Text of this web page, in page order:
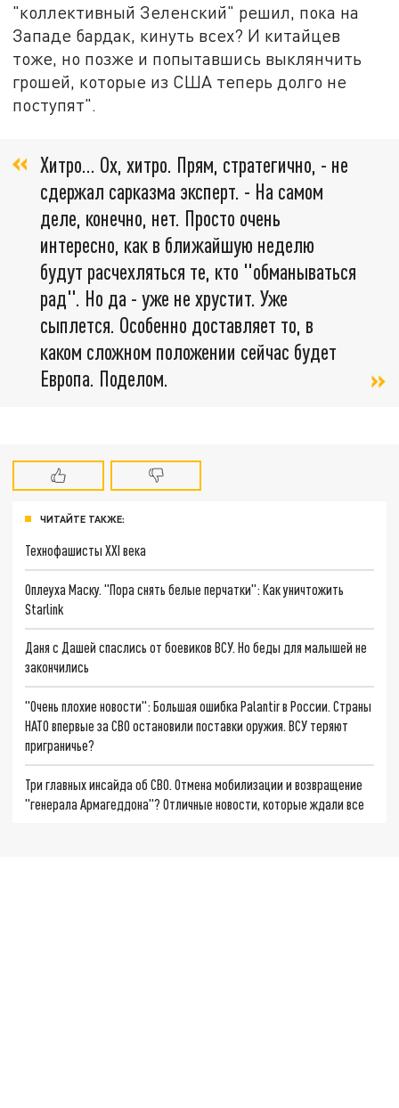
"коллективный Зеленский" решил, пока на
Западе бардак, кинуть всех? И китайцев
тоже, но позже и попытавшись выклянчить
грошей, которые из США теперь долго не
поступят".
Хитро... Ох, хитро. Прям, стратегично, - не
сдержал сарказма эксперт. - На самом
деле, конечно, нет. Просто очень
интересно, как в ближайшую неделю
будут расчехляться те, кто "обманываться
рад". Но да - уже не хрустит. Уже
сыплется. Особенно доставляет то, в
каком сложном положении сейчас будет
Европа. Поделом.
ЧИТАЙТЕ ТАКЖЕ:
Технофашисты XXI века
Оплеуха Маску. "Пора снять белые перчатки": Как уничтожить
Starlink
Даня с Дашей спаслись от боевиков ВСУ. Но беды для малышей не
закончились
"Очень плохие новости": Большая ошибка Palantir в России. Страны
НАТО впервые за СВО остановили поставки оружия. ВСУ теряют
приграничье?
Три главных инсайда об СВО. Отмена мобилизации и возвращение
"генерала Армагеддона"? Отличные новости, которые ждали все